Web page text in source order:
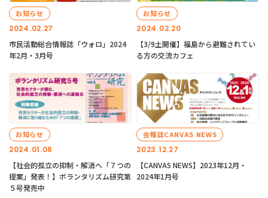
2024.02.27
お知らせ
市民活動総合情報誌「ウォロ」2024
年2月・3月号
2024.02.20
お知らせ
【3/9土開催】福島から避難されてい
る方の交流カフェ
2024.01.08
お知らせ
【社会的孤立の抑制・解消へ「７つの
提案」発表！】ボランタリズム研究第
５号発売中
2023.12.27
会報誌CANVAS NEWS
【CANVAS NEWS】2023年12月・
2024年1月号